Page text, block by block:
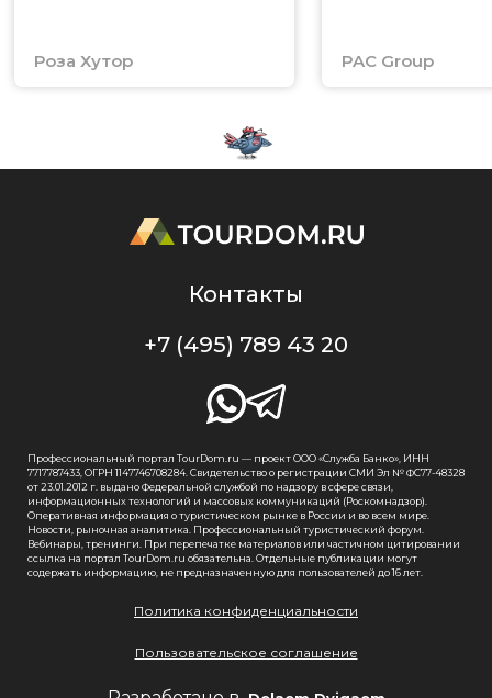
Роза Хутор PAC Group
Контакты
+7 (495) 789 43 20
Профессиональный портал TourDom.ru — проект ООО «Служба Банко», ИНН
7717787433, ОГРН 1147746708284. Свидетельство о регистрации СМИ Эл № ФС77-48328
от 23.01.2012 г. выдано Федеральной службой по надзору в сфере связи,
информационных технологий и массовых коммуникаций (Роскомнадзор).
Оперативная информация о туристическом рынке в России и во всем мире.
Новости, рыночная аналитика. Профессиональный туристический форум.
Вебинары, тренинги. При перепечатке материалов или частичном цитировании
ссылка на портал TourDom.ru обязательна. Отдельные публикации могут
содержать информацию, не предназначенную для пользователей до 16 лет.
Политика конфиденциальности
Пользовательское соглашение